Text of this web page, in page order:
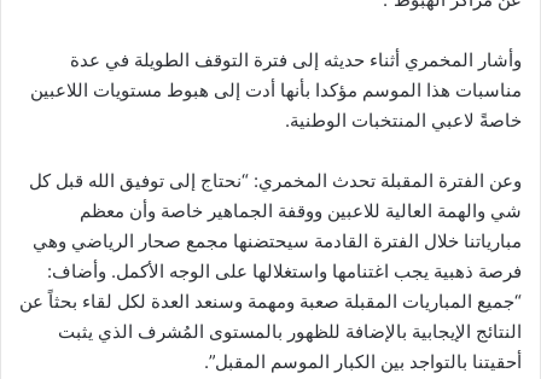
وأشار المخمري أثناء حديثه إلى فترة التوقف الطويلة في عدة
مناسبات هذا الموسم مؤكدا بأنها أدت إلى هبوط مستويات اللاعبين
خاصةً لاعبي المنتخبات الوطنية.
وعن الفترة المقبلة تحدث المخمري: “نحتاج إلى توفيق الله قبل كل
شي والهمة العالية للاعبين ووقفة الجماهير خاصة وأن معظم
مبارياتنا خلال الفترة القادمة سيحتضنها مجمع صحار الرياضي وهي
فرصة ذهبية يجب اغتنامها واستغلالها على الوجه الأكمل. وأضاف:
“جميع المباريات المقبلة صعبة ومهمة وسنعد العدة لكل لقاء بحثاً عن
النتائج الإيجابية بالإضافة للظهور بالمستوى المُشرف الذي يثبت
أحقيتنا بالتواجد بين الكبار الموسم المقبل”.